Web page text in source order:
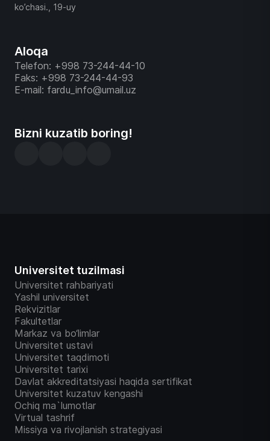
ko’chasi., 19-uy
Aloqa
Telefon: +998 73-244-44-10
Faks: +998 73-244-44-93
E-mail: fardu_info@umail.uz
Bizni kuzatib boring!
Universitet tuzilmasi
Universitet rahbariyati
Yashil universitet
Rekvizitlar
Fakultetlar
Markaz va bo‘limlar
Universitet ustavi
Universitet taqdimoti
Universitet tarixi
Davlat akkreditatsiyasi haqida sertifikat
Universitet kuzatuv kengashi
Ochiq ma`lumotlar
Virtual tashrif
Missiya va rivojlanish strategiyasi